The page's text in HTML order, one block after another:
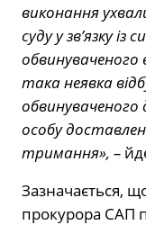
виконання
суду у зв’язку
обвинуваченого
така неявка
обвинуваченого
особу
тримання», –
Зазначається,
прокурора САП